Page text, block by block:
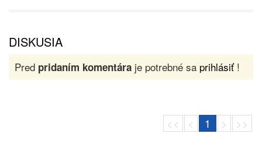
DISKUSIA
Pred pridaním komentára je potrebné sa prihlásiť!
<< < 1 > >>